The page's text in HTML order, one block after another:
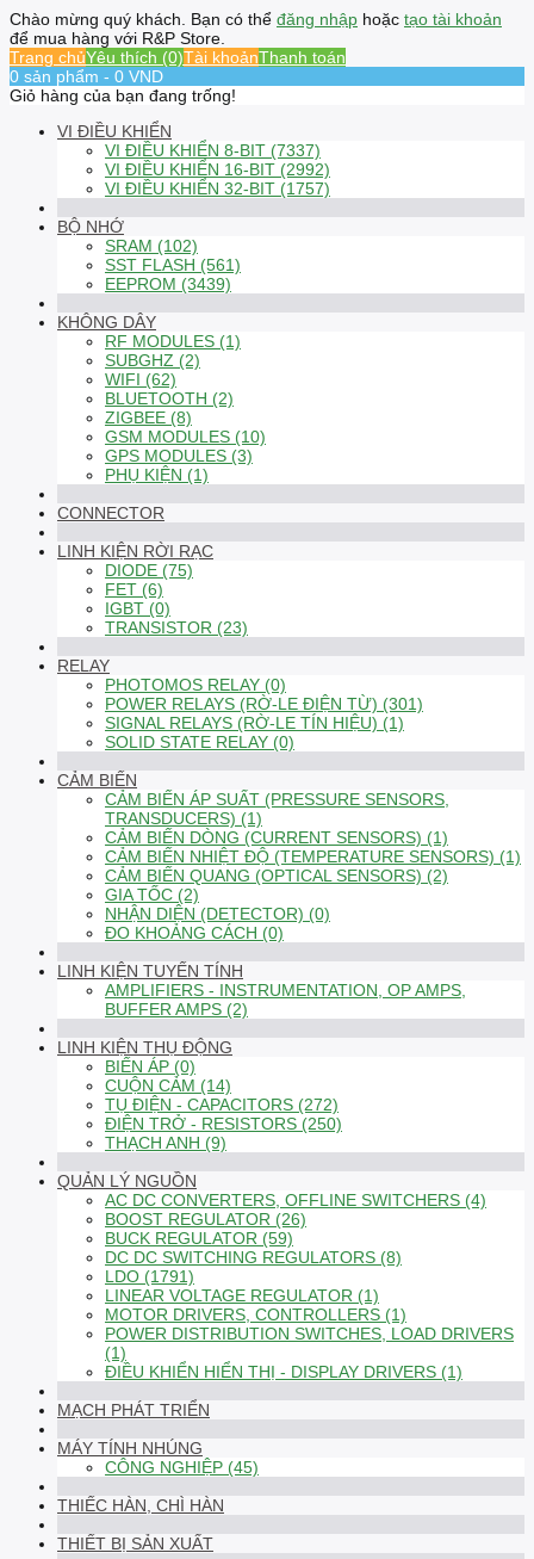
Chào mừng quý khách. Bạn có thể đăng nhập hoặc tạo tài khoản
để mua hàng với R&P Store.
Trang chủYêu thích (0)Tài khoảnThanh toán
0 sản phẩm - 0 VND
Giỏ hàng của bạn đang trống!
VI ĐIỀU KHIỂN
VI ĐIỀU KHIỂN 8-BIT (7337)
VI ĐIỀU KHIỂN 16-BIT (2992)
VI ĐIỀU KHIỂN 32-BIT (1757)
BỘ NHỚ
SRAM (102)
SST FLASH (561)
EEPROM (3439)
KHÔNG DÂY
RF MODULES (1)
SUBGHZ (2)
WIFI (62)
BLUETOOTH (2)
ZIGBEE (8)
GSM MODULES (10)
GPS MODULES (3)
PHỤ KIỆN (1)
CONNECTOR
LINH KIỆN RỜI RẠC
DIODE (75)
FET (6)
IGBT (0)
TRANSISTOR (23)
RELAY
PHOTOMOS RELAY (0)
POWER RELAYS (RỜ-LE ĐIỆN TỪ) (301)
SIGNAL RELAYS (RỜ-LE TÍN HIỆU) (1)
SOLID STATE RELAY (0)
CẢM BIẾN
CẢM BIẾN ÁP SUẤT (PRESSURE SENSORS,
TRANSDUCERS) (1)
CẢM BIẾN DÒNG (CURRENT SENSORS) (1)
CẢM BIẾN NHIỆT ĐỘ (TEMPERATURE SENSORS) (1)
CẢM BIẾN QUANG (OPTICAL SENSORS) (2)
GIA TỐC (2)
NHẬN DIỆN (DETECTOR) (0)
ĐO KHOẢNG CÁCH (0)
LINH KIỆN TUYẾN TÍNH
AMPLIFIERS - INSTRUMENTATION, OP AMPS,
BUFFER AMPS (2)
LINH KIỆN THỤ ĐỘNG
BIẾN ÁP (0)
CUỘN CẢM (14)
TỤ ĐIỆN - CAPACITORS (272)
ĐIỆN TRỞ - RESISTORS (250)
THẠCH ANH (9)
QUẢN LÝ NGUỒN
AC DC CONVERTERS, OFFLINE SWITCHERS (4)
BOOST REGULATOR (26)
BUCK REGULATOR (59)
DC DC SWITCHING REGULATORS (8)
LDO (1791)
LINEAR VOLTAGE REGULATOR (1)
MOTOR DRIVERS, CONTROLLERS (1)
POWER DISTRIBUTION SWITCHES, LOAD DRIVERS
(1)
ĐIỀU KHIỂN HIỂN THỊ - DISPLAY DRIVERS (1)
MẠCH PHÁT TRIỂN
MÁY TÍNH NHÚNG
CÔNG NGHIỆP (45)
THIẾC HÀN, CHÌ HÀN
THIẾT BỊ SẢN XUẤT